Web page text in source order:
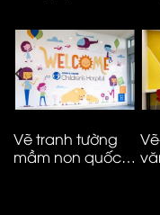
City
Vẽ tranh tường
mầm non quốc